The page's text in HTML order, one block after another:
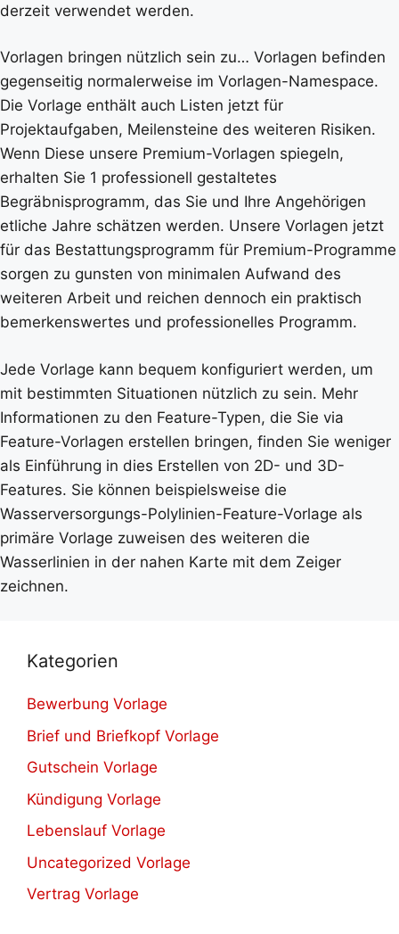
derzeit verwendet werden.
Vorlagen bringen nützlich sein zu… Vorlagen befinden
gegenseitig normalerweise im Vorlagen-Namespace.
Die Vorlage enthält auch Listen jetzt für
Projektaufgaben, Meilensteine des weiteren Risiken.
Wenn Diese unsere Premium-Vorlagen spiegeln,
erhalten Sie 1 professionell gestaltetes
Begräbnisprogramm, das Sie und Ihre Angehörigen
etliche Jahre schätzen werden. Unsere Vorlagen jetzt
für das Bestattungsprogramm für Premium-Programme
sorgen zu gunsten von minimalen Aufwand des
weiteren Arbeit und reichen dennoch ein praktisch
bemerkenswertes und professionelles Programm.
Jede Vorlage kann bequem konfiguriert werden, um
mit bestimmten Situationen nützlich zu sein. Mehr
Informationen zu den Feature-Typen, die Sie via
Feature-Vorlagen erstellen bringen, finden Sie weniger
als Einführung in dies Erstellen von 2D- und 3D-
Features. Sie können beispielsweise die
Wasserversorgungs-Polylinien-Feature-Vorlage als
primäre Vorlage zuweisen des weiteren die
Wasserlinien in der nahen Karte mit dem Zeiger
zeichnen.
Kategorien
Bewerbung Vorlage
Brief und Briefkopf Vorlage
Gutschein Vorlage
Kündigung Vorlage
Lebenslauf Vorlage
Uncategorized Vorlage
Vertrag Vorlage